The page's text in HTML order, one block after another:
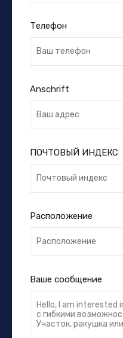
Телефон
Anschrift
ПОЧТОВЫЙ ИНДЕКС
Расположение
Ваше сообщение